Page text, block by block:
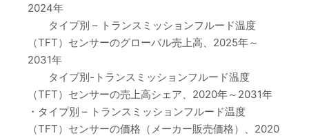
2024年
タイプ別 – トランスミッションフルード温度
（TFT）センサーのグローバル売上高、2025年～
2031年
タイプ別-トランスミッションフルード温度
（TFT）センサーの売上高シェア、2020年～2031年
・タイプ別 – トランスミッションフルード温度
（TFT）センサーの価格（メーカー販売価格）、2020